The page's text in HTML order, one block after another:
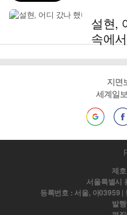
설현,
속에
지면
세계일
제
서울특별시
등록번호 : 서울, 아03959
발